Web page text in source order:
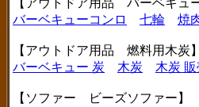
【アウトドア用品 バーベキュ
バーベキューコンロ
七輪 焼
【アウトドア用品 燃料用木炭】
バーベキュー 炭
木炭 木炭 販
【ソファー ビーズソファー】